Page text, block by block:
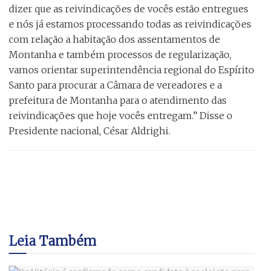
dizer que as reivindicações de vocês estão entregues
e nós já estamos processando todas as reivindicações
com relação a habitação dos assentamentos de
Montanha e também processos de regularização,
vamos orientar superintendência regional do Espírito
Santo para procurar a Câmara de vereadores e a
prefeitura de Montanha para o atendimento das
reivindicações que hoje vocês entregam.” Disse o
Presidente nacional, César Aldrighi.
LeiaTambém